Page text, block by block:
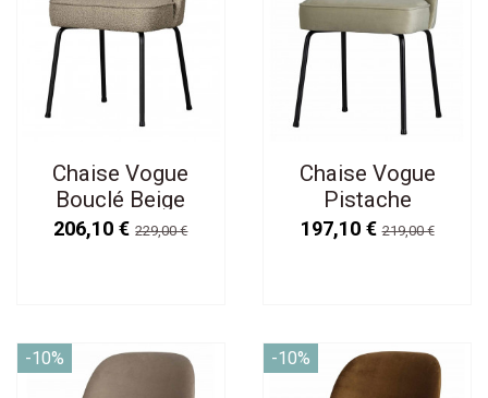
Chaise Vogue
Bouclé Beige
206,10 €229,00 €
Chaise Vogue
Pistache
197,10 €219,00 €
-10% -10%